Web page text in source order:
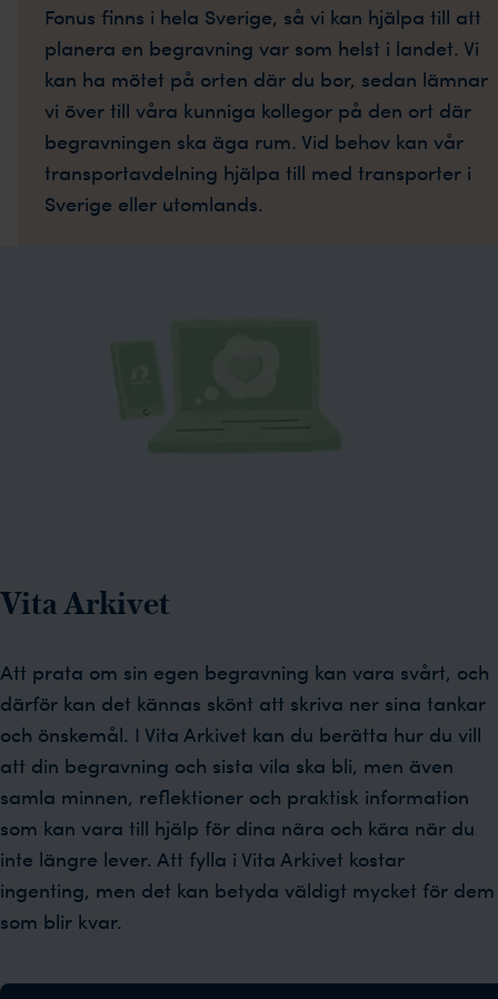
Fonus finns i hela Sverige, så vi kan hjälpa till att
planera en begravning var som helst i landet. Vi
kan ha mötet på orten där du bor, sedan lämnar
vi över till våra kunniga kollegor på den ort där
begravningen ska äga rum. Vid behov kan vår
transportavdelning hjälpa till med transporter i
Sverige eller utomlands.
Vita Arkivet
Att prata om sin egen begravning kan vara svårt, och
därför kan det kännas skönt att skriva ner sina tankar
och önskemål. I Vita Arkivet kan du berätta hur du vill
att din begravning och sista vila ska bli, men även
samla minnen, reflektioner och praktisk information
som kan vara till hjälp för dina nära och kära när du
inte längre lever. Att fylla i Vita Arkivet kostar
ingenting, men det kan betyda väldigt mycket för dem
som blir kvar.